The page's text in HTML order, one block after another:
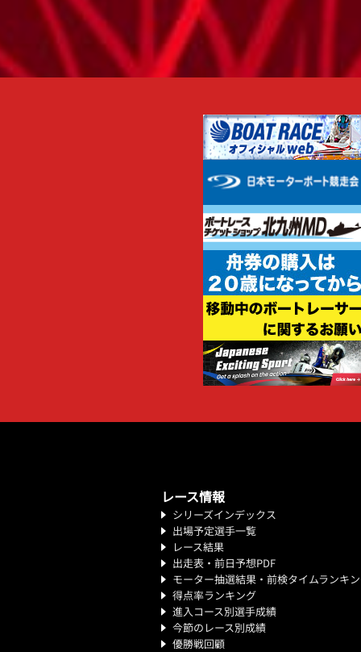
レース情報
シリーズインデックス
出場予定選手一覧
レース結果
出走表・前日予想PDF
モーター抽選結果・前検タイムランキ
得点率ランキング
進入コース別選手成績
今節のレース別成績
優勝戦回顧